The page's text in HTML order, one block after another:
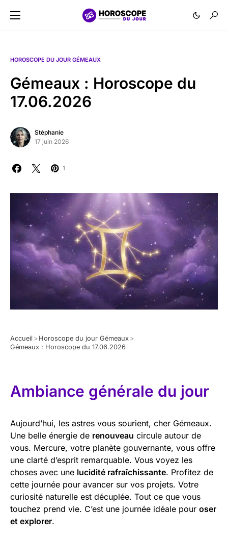
HOROSCOPE DU JOUR GÉMEAUX
Gémeaux : Horoscope du
17.06.2026
Stéphanie
17 juin 2026
1
Accueil > Horoscope du jour Gémeaux >
Gémeaux : Horoscope du 17.06.2026
Ambiance générale du jour
Aujourd’hui, les astres vous sourient, cher Gémeaux.
Une belle énergie de renouveau circule autour de
vous. Mercure, votre planète gouvernante, vous offre
une clarté d’esprit remarquable. Vous voyez les
choses avec une lucidité rafraîchissante. Profitez de
cette journée pour avancer sur vos projets. Votre
curiosité naturelle est décuplée. Tout ce que vous
touchez prend vie. C’est une journée idéale pour oser
et explorer.